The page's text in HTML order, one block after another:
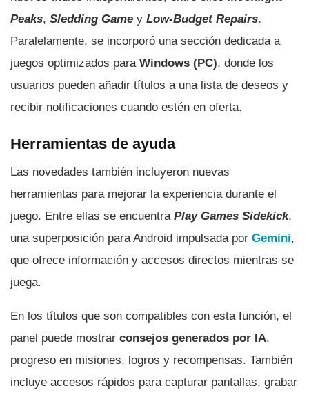
Peaks, Sledding Game y Low-Budget Repairs.
Paralelamente, se incorporó una sección dedicada a
juegos optimizados para Windows (PC), donde los
usuarios pueden añadir títulos a una lista de deseos y
recibir notificaciones cuando estén en oferta.
Herramientas de ayuda
Las novedades también incluyeron nuevas
herramientas para mejorar la experiencia durante el
juego. Entre ellas se encuentra Play Games Sidekick,
una superposición para Android impulsada por Gemini,
que ofrece información y accesos directos mientras se
juega.
En los títulos que son compatibles con esta función, el
panel puede mostrar consejos generados por IA,
progreso en misiones, logros y recompensas. También
incluye accesos rápidos para capturar pantallas, grabar